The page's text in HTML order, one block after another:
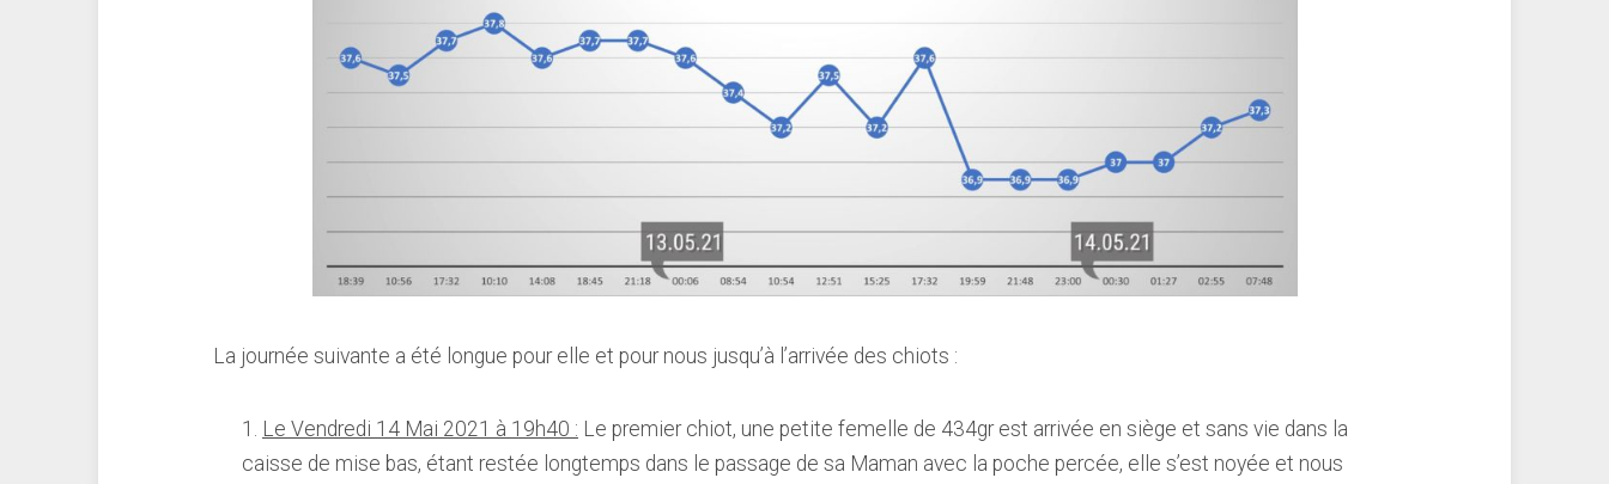
La journée suivante a été longue pour elle et pour nous jusqu’à l’arrivée des chiots :
Le Vendredi 14 Mai 2021 à 19h40 : Le premier chiot, une petite femelle de 434gr est arrivée en siège et sans vie dans la
caisse de mise bas, étant restée longtemps dans le passage de sa Maman avec la poche percée, elle s’est noyée et nous